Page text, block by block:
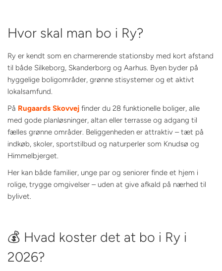
Hvor skal man bo i Ry?
Ry er kendt som en charmerende stationsby med kort afstand
til både Silkeborg, Skanderborg og Aarhus. Byen byder på
hyggelige boligområder, grønne stisystemer og et aktivt
lokalsamfund.
På Rugaards Skovvej finder du 28 funktionelle boliger, alle
med gode planløsninger, altan eller terrasse og adgang til
fælles grønne områder. Beliggenheden er attraktiv – tæt på
indkøb, skoler, sportstilbud og naturperler som Knudsø og
Himmelbjerget.
Her kan både familier, unge par og seniorer finde et hjem i
rolige, trygge omgivelser – uden at give afkald på nærhed til
bylivet.
💰 Hvad koster det at bo i Ry i
2026?